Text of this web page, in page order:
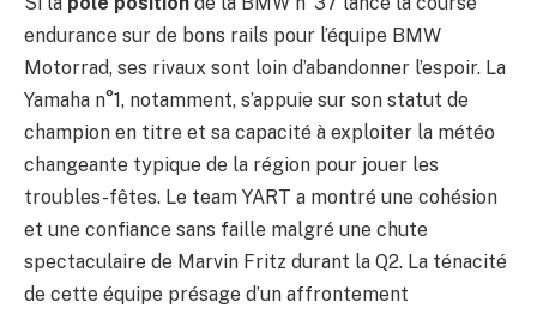
endurance sur de bons rails pour l’équipe BMW
Motorrad, ses rivaux sont loin d’abandonner l’espoir. La
Yamaha n°1, notamment, s’appuie sur son statut de
champion en titre et sa capacité à exploiter la météo
changeante typique de la région pour jouer les
troubles-fêtes. Le team YART a montré une cohésion
et une confiance sans faille malgré une chute
spectaculaire de Marvin Fritz durant la Q2. La ténacité
de cette équipe présage d’un affrontement